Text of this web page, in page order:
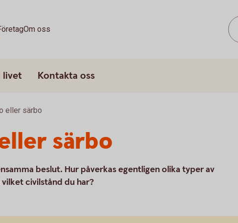
Om oss
livet Kontakta oss
eller särbo
särbo
beslut. Hur påverkas egentligen olika typer av
civilstånd du har?